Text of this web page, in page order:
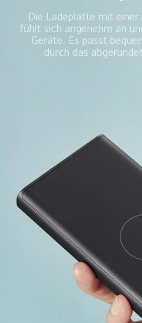
Die Ladeplatte mit
fühlt sich angenehm an
Geräte. Es passt
durch das